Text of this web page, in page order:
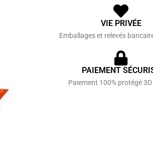
VIE PRIVÉE
Emballages et relevés
PAIEMENT
Paiement 100% protégé